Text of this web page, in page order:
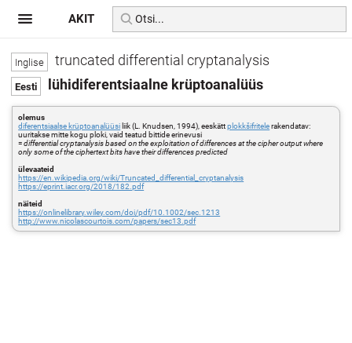
truncated differential cryptanalysis
lühidiferentsiaalne krüptoanalüüs
olemus
diferentsiaalse krüptoanalüüsi liik (L. Knudsen, 1994), eeskättplokkšifritelerakendatav:
uuritakse mitte kogu ploki, vaid teatud bittide erinevusi
=differential cryptanalysis based on the exploitation of differences at the cipher output where
only some of the ciphertext bits have their differences predicted
ülevaateid
https://en.wikipedia.org/wiki/Truncated_differential_cryptanalysis
https://eprint.iacr.org/2018/182.pdf
näiteid
https://onlinelibrary.wiley.com/doi/pdf/10.1002/sec.1213
http://www.nicolascourtois.com/papers/sec13.pdf
AKIT